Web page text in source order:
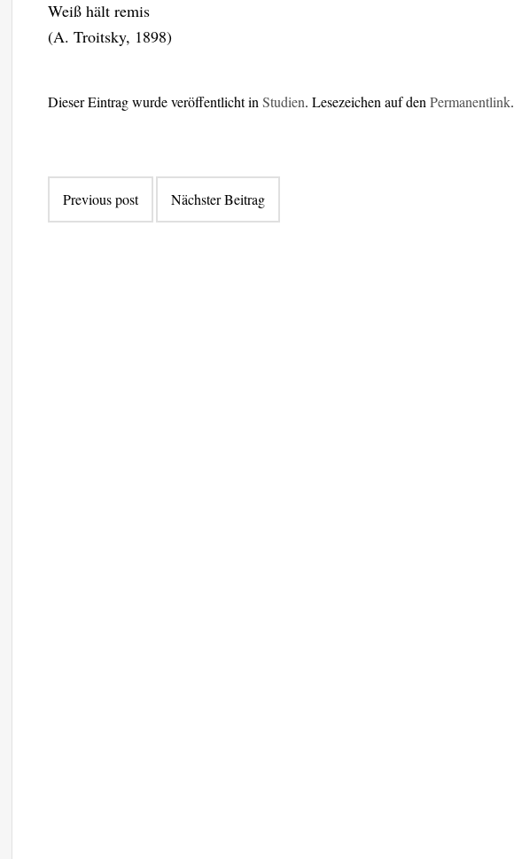
Weiß hält remis
(A. Troitsky, 1898)
Dieser Eintrag wurde veröffentlicht inStudien. Lesezeichen auf denPermanentlink.
Beitragsnavigation
Previous post Nächster Beitrag